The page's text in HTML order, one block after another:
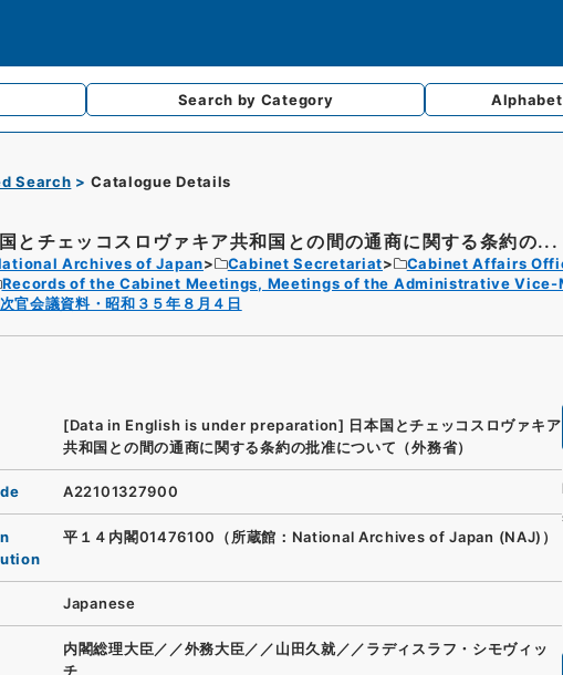
Search by Category
Search Catalogue Details
とチェッコスロヴァキア共和国との間の通商に関する条約の...
Archives of Japan Cabinet Secretariat
Cabinet Affairs
Records of the Cabinet Meetings, Meetings of the Administrative
次官会議資料・昭和３５年８月４日
[Data in English is under preparation] 日本国とチェッコスロヴァキア
共和国との間の通商に関する条約の批准について（外務省）
A22101327900
平１４内閣01476100（所蔵館：National Archives of Japan (NAJ)）
Japanese
内閣総理大臣／／外務大臣／／山田久就／／ラディスラフ・シモヴィッ
チ